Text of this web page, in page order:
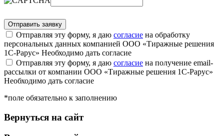
Отправляя эту форму, я даю согласие на обработку
персональных данных компанией ООО «Тиражные решения
1С-Рарус» Необходимо дать согласие
Отправляя эту форму, я даю согласие на получение email-
рассылки от компании ООО «Тиражные решения 1С-Рарус»
Необходимо дать согласие
*поле обязательно к заполнению
Вернуться на сайт